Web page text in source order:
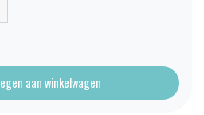
aan winkelwagen